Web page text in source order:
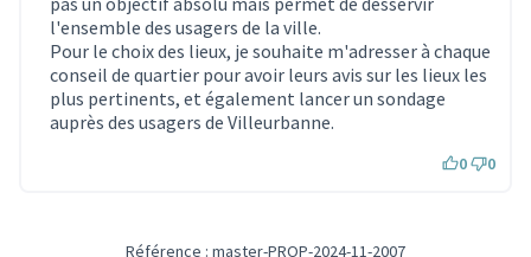
l'ensemble des usagers de la ville.
Pour le choix des lieux, je souhaite m'adresser à chaque
conseil de quartier pour avoir leurs avis sur les lieux les
plus pertinents, et également lancer un sondage
auprès des usagers de Villeurbanne.
0 0
Référence : master-PROP-2024-11-2007